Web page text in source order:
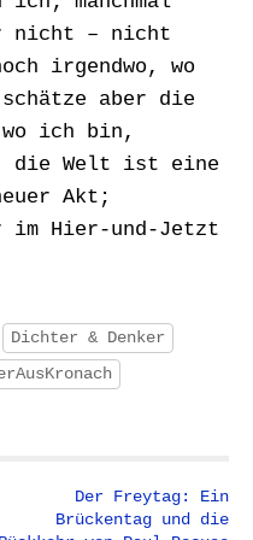
nicht – nicht
irgendwo, wo
aber die
ich bin,
die Welt ist eine
Akt;
Hier-und-Jetzt
Dichter & Denker
Der Freytag: Ein
Brückentag und die